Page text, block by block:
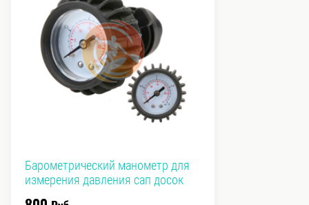
Барометрический манометр для
измерения давления сап досок